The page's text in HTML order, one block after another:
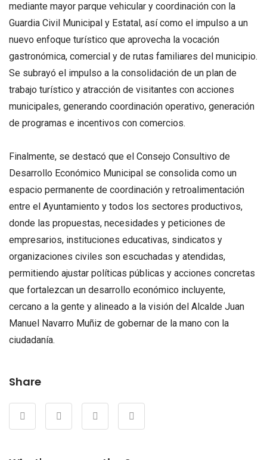
mediante mayor parque vehicular y coordinación con la
Guardia Civil Municipal y Estatal, así como el impulso a un
nuevo enfoque turístico que aprovecha la vocación
gastronómica, comercial y de rutas familiares del municipio.
Se subrayó el impulso a la consolidación de un plan de
trabajo turístico y atracción de visitantes con acciones
municipales, generando coordinación operativo, generación
de programas e incentivos con comercios.
Finalmente, se destacó que el Consejo Consultivo de
Desarrollo Económico Municipal se consolida como un
espacio permanente de coordinación y retroalimentación
entre el Ayuntamiento y todos los sectores productivos,
donde las propuestas, necesidades y peticiones de
empresarios, instituciones educativas, sindicatos y
organizaciones civiles son escuchadas y atendidas,
permitiendo ajustar políticas públicas y acciones concretas
que fortalezcan un desarrollo económico incluyente,
cercano a la gente y alineado a la visión del Alcalde Juan
Manuel Navarro Muñiz de gobernar de la mano con la
ciudadanía.
Share